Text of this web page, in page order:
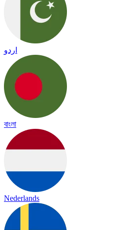
اردو
বাংলা
Nederlands